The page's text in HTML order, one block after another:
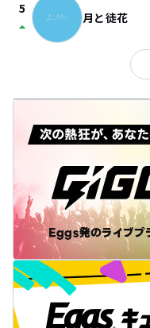
5
arrow_drop_up 月と徒花